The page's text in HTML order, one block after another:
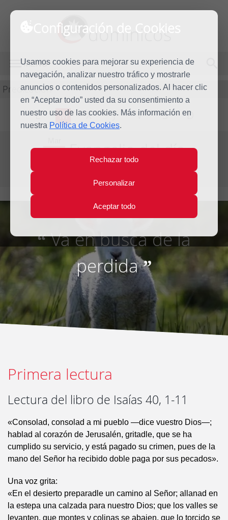
Configuración de Cookies
Usamos cookies para mejorar su experiencia de
navegación, analizar nuestro tráfico y mostrarle
anuncios o contenidos personalizados. Al hacer clic
en “Aceptar todo” usted da su consentimiento a
nuestro uso de las cookies. Más información en
nuestra Política de Cookies.
Rechazar todo
Personalizar
Aceptar todo
dominicos
MENÚ
Predicación
L M X J V S D
10 Evangelio del día
“Va en busca de la
perdida”
Primera lectura
Lectura del libro de Isaías 40, 1-11
«Consolad, consolad a mi pueblo —dice vuestro Dios—;
hablad al corazón de Jerusalén, gritadle, que se ha
cumplido su servicio, y está pagado su crimen, pues de la
mano del Señor ha recibido doble paga por sus pecados».
Una voz grita:
«En el desierto preparadle un camino al Señor; allanad en
la estepa una calzada para nuestro Dios; que los valles se
levanten, que montes y colinas se abajen, que lo torcido se